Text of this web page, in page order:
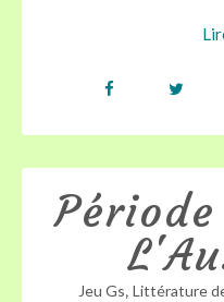
Jeu Gs, Littérature